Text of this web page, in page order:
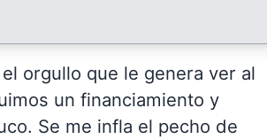
orgullo que le genera ver al
un financiamiento y
Se me infla el pecho de